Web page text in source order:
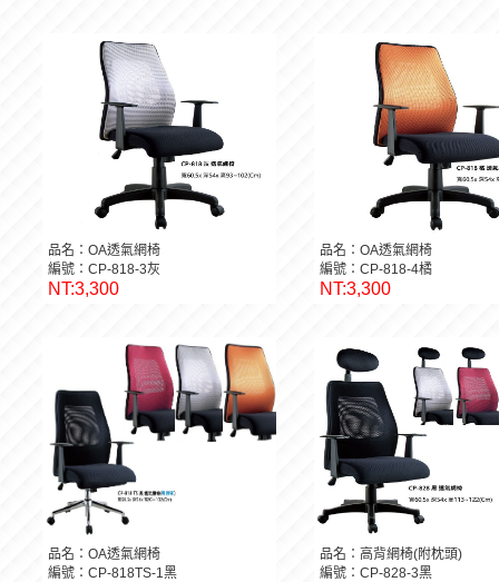
品名：OA透氣網椅
編號：CP-818-3灰
NT:3,300
品名：OA透氣網椅
編號：CP-818-4橘
NT:3,300
品名：OA透氣網椅
編號：CP-818TS-1黑
品名：高背網椅(附枕頭)
編號：CP-828-3黑